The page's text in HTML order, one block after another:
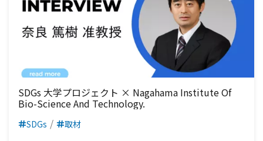
SDGs 大学プロジェクト × Nagahama Institute Of
Bio-Science And Technology.
SDGs 取材